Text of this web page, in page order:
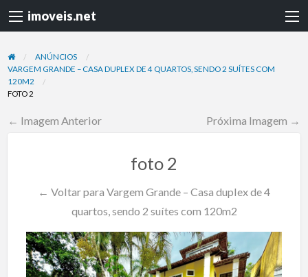
imoveis.net
ANÚNCIOS
VARGEM GRANDE – CASA DUPLEX DE 4 QUARTOS, SENDO 2 SUÍTES COM
120M2
FOTO 2
← Imagem Anterior Próxima Imagem →
foto 2
← Voltar para Vargem Grande – Casa duplex de 4
quartos, sendo 2 suítes com 120m2